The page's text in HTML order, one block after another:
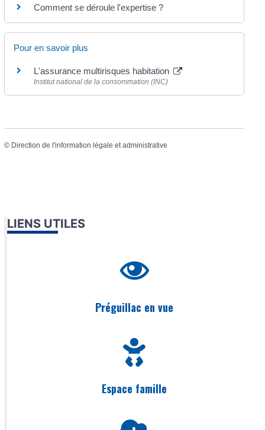
Comment se déroule l'expertise ?
Pour en savoir plus
L'assurance multirisques habitation
Institut national de la consommation (INC)
© Direction de l'information légale et administrative
LIENS UTILES
Préguillac en vue
Espace famille